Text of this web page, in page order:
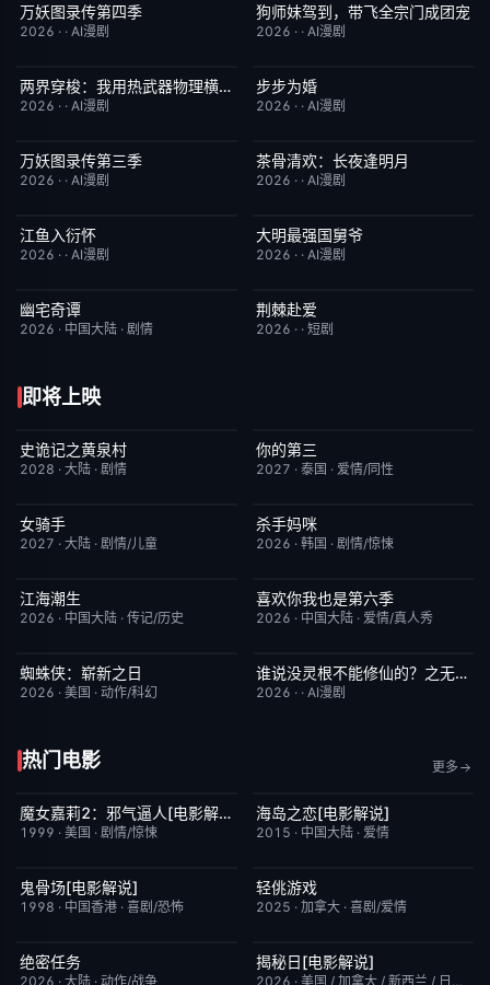
完结
万妖图录传第四季
2026 · · AI漫剧
完结 10.0
狗师妹驾到，带飞全宗门成团宠
2026 · · AI漫剧
完结 10.0两界穿梭：我用热武器物理横推修真界
2026 · · AI漫剧
完结
步步为婚
2026 · · AI漫剧
完结
万妖图录传第三季
2026 · · AI漫剧
完结
茶骨清欢：长夜逢明月
2026 · · AI漫剧
完结
江鱼入衍怀
2026 · · AI漫剧
完结
大明最强国舅爷
2026 · · AI漫剧
更新至第15集
幽宅奇谭
2026 · 中国大陆 · 剧情
完结
荆棘赴爱
2026 · · 短剧
即将上映
6月23日更新
史诡记之黄泉村
2028 · 大陆 · 剧情
更新至第02集
你的第三
2027 · 泰国 · 爱情/同性
7月15日更新
女骑手
2027 · 大陆 · 剧情/儿童
更新至第02集
杀手妈咪
2026 · 韩国 · 剧情/惊悚
更新至第26集
江海潮生
2026 · 中国大陆 · 传记/历史
今日更新
喜欢你我也是第六季
2026 · 中国大陆 · 爱情/真人秀
TC中字
蜘蛛侠：崭新之日
2026 · 美国 · 动作/科幻
完结 5.0谁说没灵根不能修仙的？之无灵证道第五季
2026 · · AI漫剧
热门电影 更多
已完结 5.7魔女嘉莉2：邪气逼人[电影解说]
1999 · 美国 · 剧情/惊悚
已完结
海岛之恋[电影解说]
2015 · 中国大陆 · 爱情
已完结
鬼骨场[电影解说]
1998 · 中国香港 · 喜剧/恐怖
今日更新
轻佻游戏
2025 · 加拿大 · 喜剧/爱情
今日更新
绝密任务
2026 · 大陆 · 动作/战争
已完结
揭秘日[电影解说]
2026 · 美国 / 加拿大 / 新西兰 / 日本